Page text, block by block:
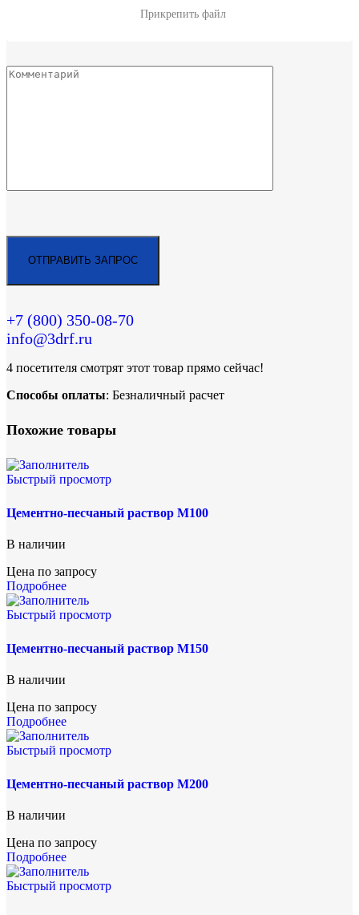
Прикрепить файл
+7 (800) 350-08-70
info@3drf.ru
4 посетителя смотрят этот товар прямо сейчас!
Способы оплаты: Безналичный расчет
Похожие товары
Быстрый просмотр
Цементно-песчаный раствор М100
В наличии
Цена по запросу
Подробнее
Быстрый просмотр
Цементно-песчаный раствор М150
В наличии
Цена по запросу
Подробнее
Быстрый просмотр
Цементно-песчаный раствор М200
В наличии
Цена по запросу
Подробнее
Быстрый просмотр